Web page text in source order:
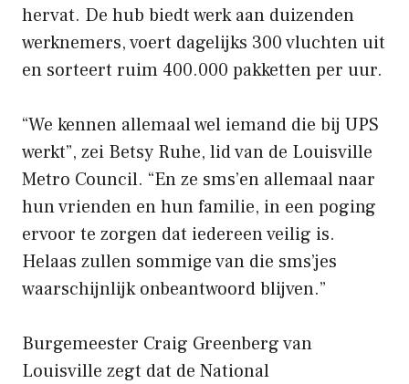
hervat. De hub biedt werk aan duizenden
werknemers, voert dagelijks 300 vluchten uit
en sorteert ruim 400.000 pakketten per uur.
“We kennen allemaal wel iemand die bij UPS
werkt”, zei Betsy Ruhe, lid van de Louisville
Metro Council. “En ze sms’en allemaal naar
hun vrienden en hun familie, in een poging
ervoor te zorgen dat iedereen veilig is.
Helaas zullen sommige van die sms’jes
waarschijnlijk onbeantwoord blijven.”
Burgemeester Craig Greenberg van
Louisville zegt dat de National